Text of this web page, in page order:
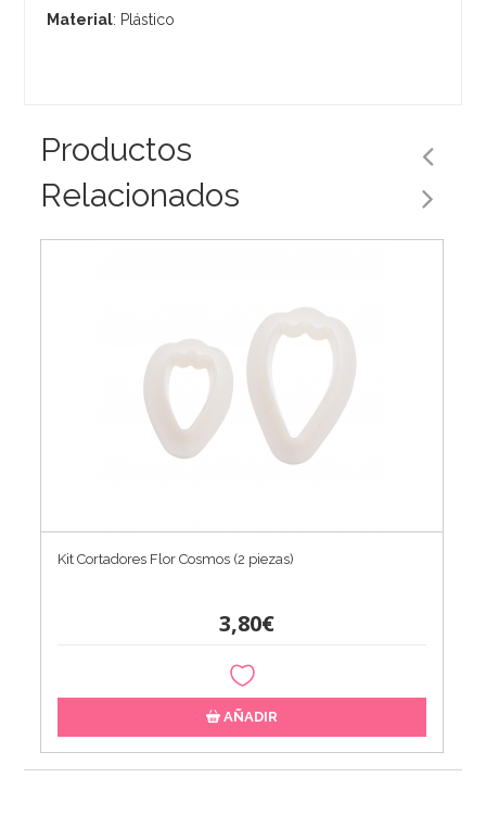
Material: Plástico
Productos
Relacionados
Kit Cortadores Flor Cosmos (2 piezas)
3,80€
AÑADIR